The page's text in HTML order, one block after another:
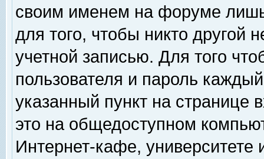
своим именем на форуме
для того, чтобы никто другой
учетной записью. Для того
пользователя и пароль
указанный пункт на
это на общедоступном
Интернет-кафе, университете